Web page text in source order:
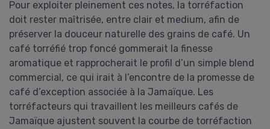
Pour exploiter pleinement ces notes, la torréfaction
doit rester maîtrisée, entre clair et medium, afin de
préserver la douceur naturelle des grains de café. Un
café torréfié trop foncé gommerait la finesse
aromatique et rapprocherait le profil d’un simple blend
commercial, ce qui irait à l’encontre de la promesse de
café d’exception associée à la Jamaïque. Les
torréfacteurs qui travaillent les meilleurs cafés de
Jamaïque ajustent souvent la courbe de torréfaction